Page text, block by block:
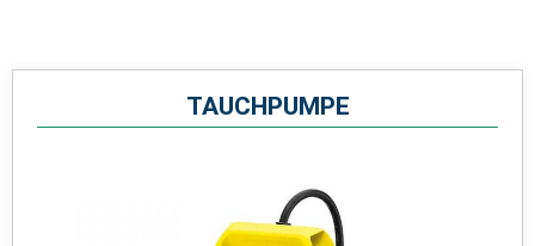
TAUCHPUMPE